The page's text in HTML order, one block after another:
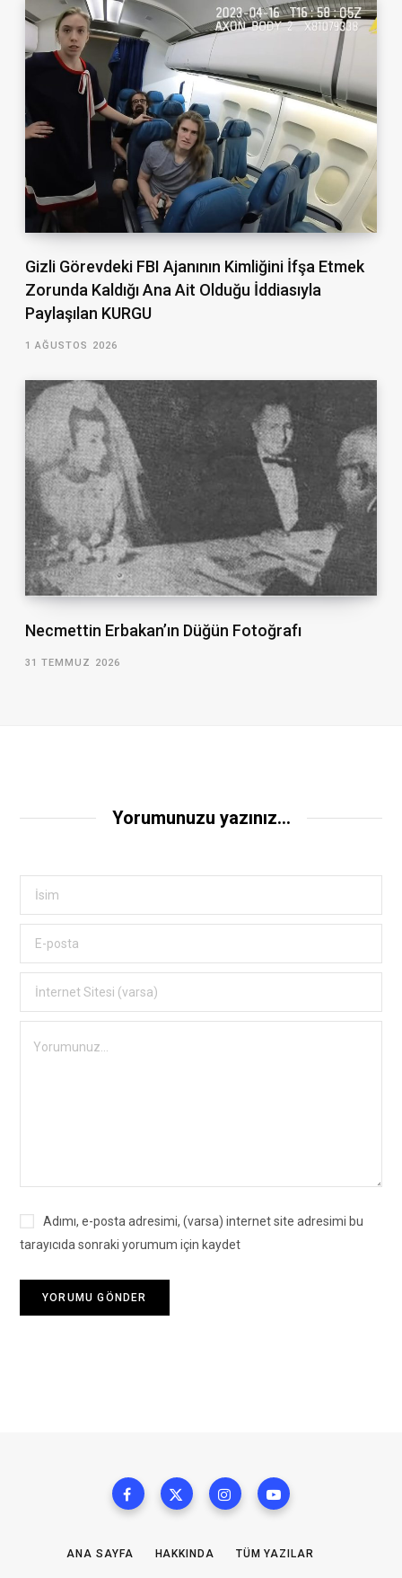
Gizli Görevdeki FBI Ajanının Kimliğini İfşa Etmek
Zorunda Kaldığı Ana Ait Olduğu İddiasıyla
Paylaşılan KURGU
1 AĞUSTOS 2026
Necmettin Erbakan’ın Düğün Fotoğrafı
31 TEMMUZ 2026
Yorumunuzu yazınız...
Adımı, e-posta adresimi, (varsa) internet site adresimi bu
tarayıcıda sonraki yorumum için kaydet
ANA SAYFA HAKKINDA TÜM YAZILAR